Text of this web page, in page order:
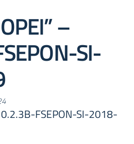
–
SI-
FSEPON-SI-2018-